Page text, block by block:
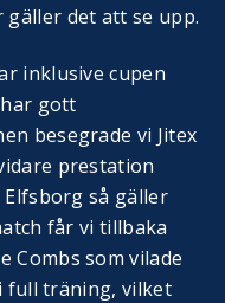
gäller det att se upp.
inklusive cupen
gott
besegrade vi Jitex
prestation
så gäller
får vi tillbaka
Combs som vilade
full träning, vilket